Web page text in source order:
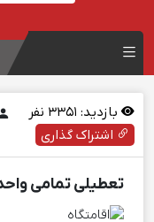
بازدید: نفر
اشتراک گذاری
تعطیلی تمامی